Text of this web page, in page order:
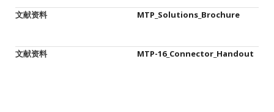
文献资料 MTP_Solutions_Brochure
文献资料 MTP-16_Connector_Handout